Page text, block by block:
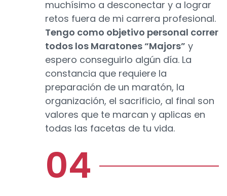
muchísimo a desconectar y a lograr
retos fuera de mi carrera profesional.
Tengo como objetivo personal correr
todos los Maratones “Majors” y
espero conseguirlo algún día. La
constancia que requiere la
preparación de un maratón, la
organización, el sacrificio, al final son
valores que te marcan y aplicas en
todas las facetas de tu vida.